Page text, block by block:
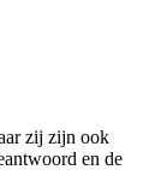
zij zijn ook
en de